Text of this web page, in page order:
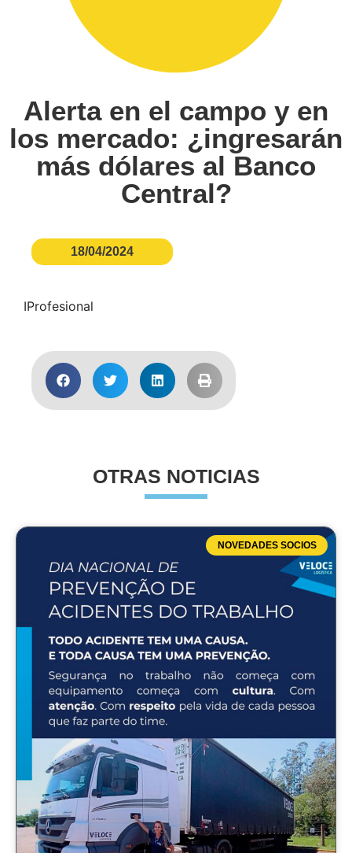
Alerta en el campo y en
los mercado: ¿ingresarán
más dólares al Banco
Central?
18/04/2024
IProfesional
OTRAS NOTICIAS
NOVEDADES SOCIOS